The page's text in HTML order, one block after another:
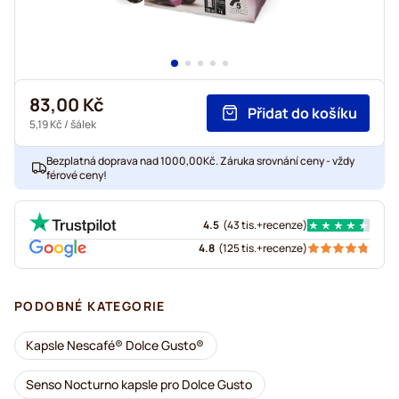
83,00 Kč
5,19 Kč / šálek
Přidat do košíku
Bezplatná doprava nad 1000,00Kč. Záruka srovnání ceny - vždy
férové ceny!
4.5 (43 tis.+recenze)
4.8 (125 tis.+recenze)
PODOBNÉ KATEGORIE
Kapsle Nescafé® Dolce Gusto®
Senso Nocturno kapsle pro Dolce Gusto